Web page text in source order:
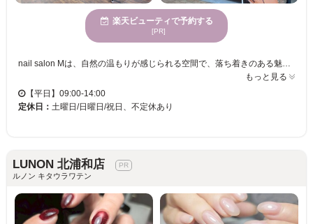
楽天ビューティで予約する
[PR]
nail salon Mは、自然の温もりが感じられる空間で、落ち着きのある魅力あふれる女性に人気のネイルサロンです。心地よい環境の中で、日常のストレスを忘れ、心身ともにリラックスできるひと時を提供します。一人ひとりに寄り添ったマンツーマンの丁寧なカウンセリングと施術を心掛けており、そのため、安心して自分だけの時間を楽しむことができます。nail salon Mで、おしゃれで自分らしいネイルを楽しんでください。年齢を問わず、多様な年齢層の方々の美しい指先をサポートします。
もっと見る
【平日】09:00-14:00
定休日： 土曜日/日曜日/祝日、不定休あり
LUNON 北浦和店
ルノン キタウラワテン